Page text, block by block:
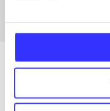
Artikler